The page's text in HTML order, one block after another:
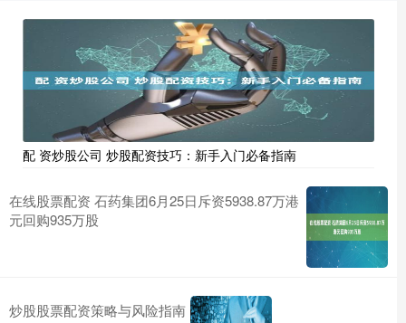
配 资炒股公司 炒股配资技巧：新手入门必备指南
在线股票配资 石药集团6月25日斥资5938.87万港
元回购935万股
炒股股票配资策略与风险指南